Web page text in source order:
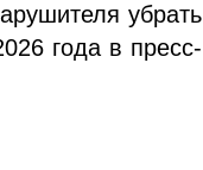
убрать
года в пресс-